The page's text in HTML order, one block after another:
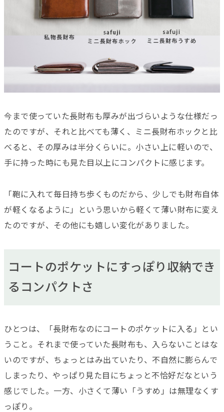
今まで使っていた長財布も厚みが出づらいような仕様だっ
たのですが、それと比べても薄く、ミニ長財布ホックと比
べると、その厚みは半分くらいに。小さい上に軽いので、
手に持った時にも見た目以上にコンパクトに感じます。
「鞄に入れて毎日持ち歩くものだから、少しでも財布自体
が軽くなるように」という思いから軽くて薄い財布に変え
たのですが、その他にも嬉しい変化がありました。
コートのポケットにすっぽり収納でき
るコンパクトさ
ひとつは、「長財布なのにコートのポケットに入る」とい
うこと。それまで使っていた長財布も、入らないことはな
いのですが、ちょっとはみ出ていたり、不自然に膨らんで
しまったり、やっぱり見た目にちょっと不恰好だなという
感じでした。一方、小さくて薄い「うすめ」は無理なくす
っぽり。